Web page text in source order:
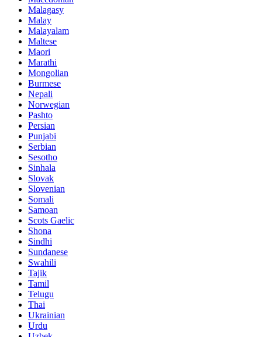
Malagasy
Malay
Malayalam
Maltese
Maori
Marathi
Mongolian
Burmese
Nepali
Norwegian
Pashto
Persian
Punjabi
Serbian
Sesotho
Sinhala
Slovak
Slovenian
Somali
Samoan
Scots Gaelic
Shona
Sindhi
Sundanese
Swahili
Tajik
Tamil
Telugu
Thai
Ukrainian
Urdu